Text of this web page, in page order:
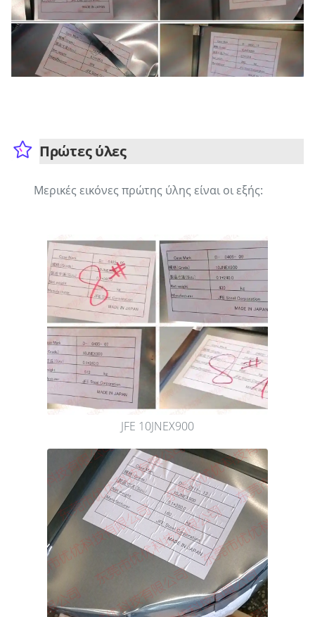
Πρώτες ύλες
Μερικές εικόνες πρώτης ύλης είναι οι εξής:
JFE 10JNEX900